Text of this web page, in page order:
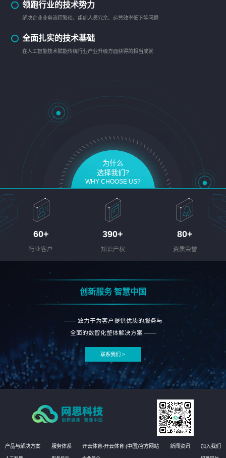
领跑行业的技术势力
解决企业业务流程繁琐、组织人员冗余、运营效率低下等问题
全面扎实的技术基础
在人工智能技术赋能传统行业产业升级方面获得的相当成就
为什么
选择我们?
WHY CHOOSE US?
60+
行业客户
390+
知识产权
80+
资质荣誉
创新服务 智慧中国
—— 致力于为客户提供优质的服务与
全面的数智化整体解决方案 ——
联系我们 >
产品与解决方案 服务体系 开云体育-开云体育·(中国)官方网站 新闻资讯 加入我们